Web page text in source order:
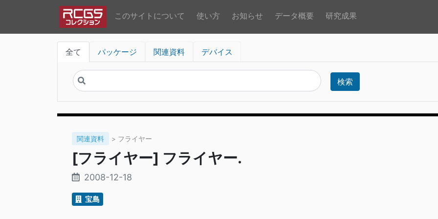
このサイトについて 使い方 お知らせ データ概要 研究成果
全て パッケージ 関連資料 デバイス
検索
関連資料 > フライヤー
[フライヤー] フライヤー.
2008-12-18
宝島